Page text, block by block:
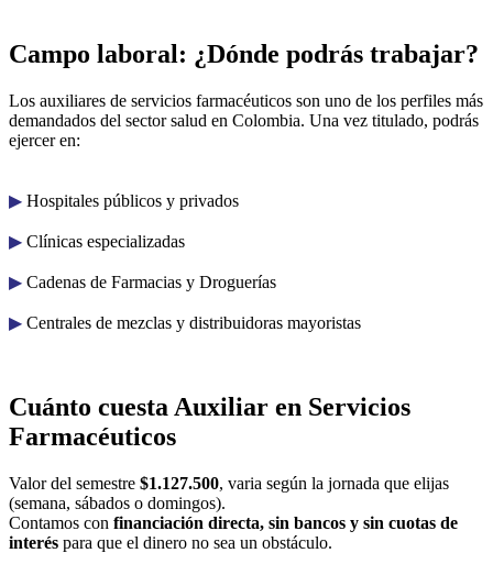
Campo laboral: ¿Dónde podrás trabajar?
Los auxiliares de servicios farmacéuticos son uno de los perfiles más
demandados del sector salud en Colombia. Una vez titulado, podrás
ejercer en:
▶︎ Hospitales públicos y privados
▶︎ Clínicas especializadas
▶︎ Cadenas de Farmacias y Droguerías
▶︎ Centrales de mezclas y distribuidoras mayoristas
Cuánto cuesta Auxiliar en Servicios
Farmacéuticos
Valor del semestre $1.127.500, varia según la jornada que elijas
(semana, sábados o domingos).
Contamos con financiación directa, sin bancos y sin cuotas de
interés para que el dinero no sea un obstáculo.